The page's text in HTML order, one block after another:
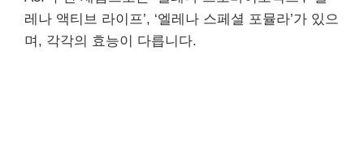
레나 액티브 라이프’, ‘엘레나 스페셜 포뮬라’가 있으
며, 각각의 효능이 다릅니다.